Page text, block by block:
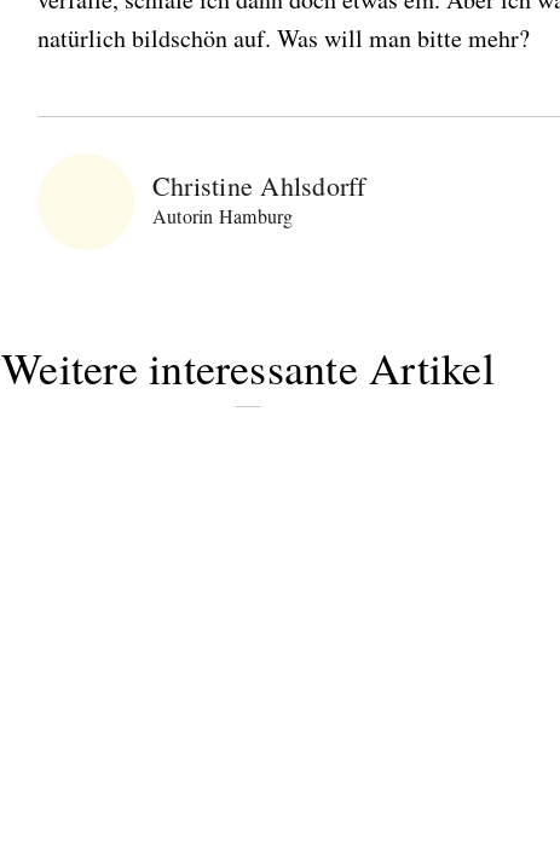
natürlich bildschön auf. Was will man bitte mehr?
Christine Ahlsdorff
Autorin Hamburg
Weitere interessante Artikel
unseren Newsletter
Entdecken Sie jede Woche neue schöne